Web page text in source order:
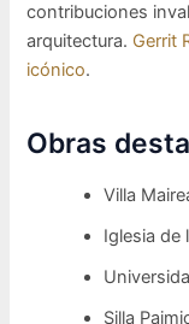
contribuciones
arquitectura. Gerrit
icónico.
Obras
Villa
Iglesia de
Silla